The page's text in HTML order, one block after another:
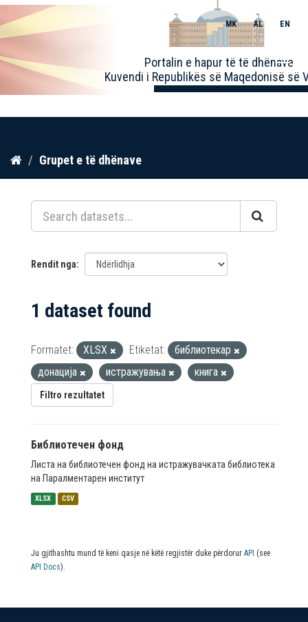
Kalo
përmbajtja
Portalin e hapur të të dhënave
Kuvendi i Republikës së Maqedonisë së
MK AL EN
Toggle
Grupet e të dhënave
Rendit nga
1 dataset found
Formatet: XLSX Etiketat:
библиотекар
донација
истражувања книга
Filtro rezultatet
Библиотечен фонд
Листа на библиотечен фонд на истражувачката библиотека
на Паралментарен институт
XLSX CSV
Ju gjithashtu mund të keni qasje në këtë regjistër duke përdorur API (see
API Docs).